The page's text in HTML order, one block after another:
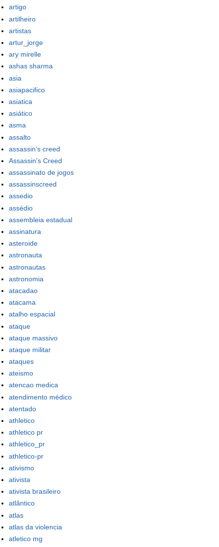
artigo
artilheiro
artistas
artur_jorge
ary mirelle
ashas sharma
asia
asiapacifico
asiatica
asiático
asma
assalto
assassin's creed
Assassin's Creed
assassinato de jogos
assassinscreed
assedio
assédio
assembleia estadual
assinatura
asteroide
astronauta
astronautas
astronomia
atacadao
atacama
atalho espacial
ataque
ataque massivo
ataque militar
ataques
ateismo
atencao medica
atendimento médico
atentado
athletico
athletico pr
athletico_pr
athletico-pr
ativismo
ativista
ativista brasileiro
atlântico
atlas
atlas da violencia
atletico mg